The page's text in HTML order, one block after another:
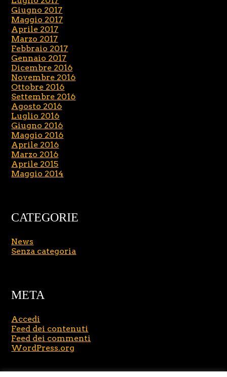
Giugno 2017
Maggio 2017
Aprile 2017
Marzo 2017
Febbraio 2017
Gennaio 2017
Dicembre 2016
Novembre 2016
Ottobre 2016
Settembre 2016
Agosto 2016
Luglio 2016
Giugno 2016
Maggio 2016
Aprile 2016
Marzo 2016
Aprile 2015
Maggio 2014
CATEGORIE
News
Senza categoria
META
Accedi
Feed dei contenuti
Feed dei commenti
WordPress.org